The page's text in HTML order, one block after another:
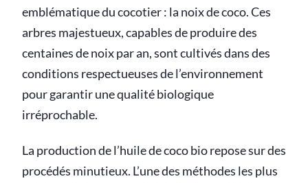
emblématique du cocotier : la noix de coco. Ces
arbres majestueux, capables de produire des
centaines de noix par an, sont cultivés dans des
conditions respectueuses de l’environnement
pour garantir une qualité biologique
irréprochable.
La production de l’huile de coco bio repose sur des
procédés minutieux. L’une des méthodes les plus